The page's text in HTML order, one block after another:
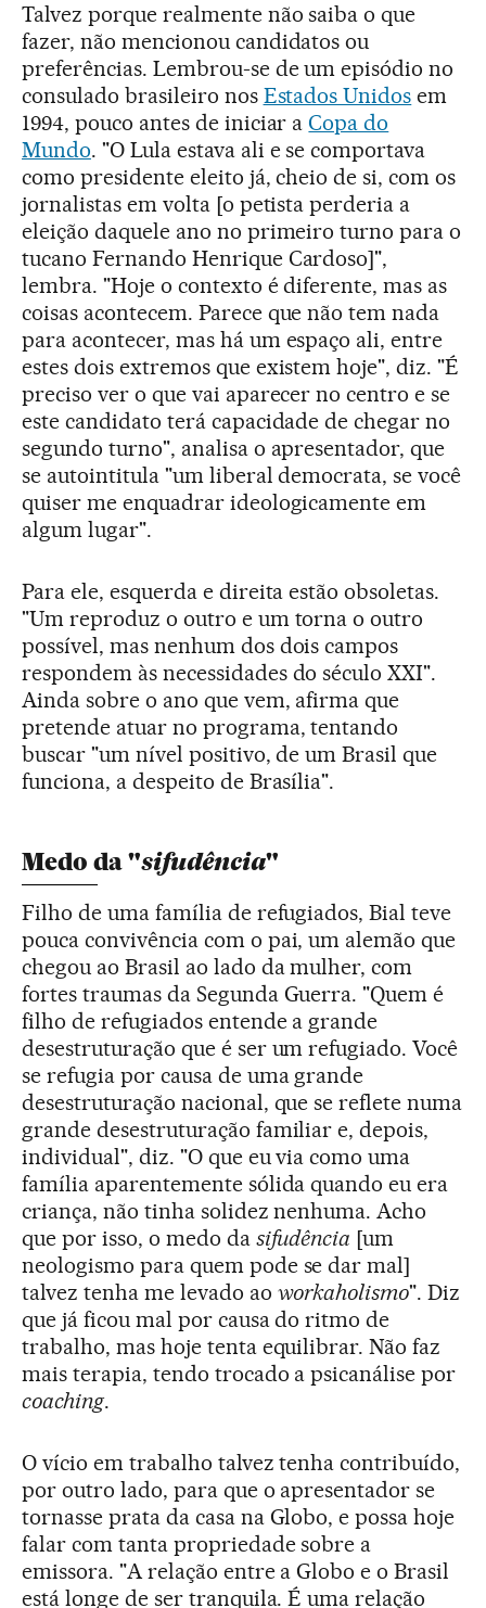
Talvez porque realmente não saiba o que
fazer, não mencionou candidatos ou
preferências. Lembrou-se de um episódio no
consulado brasileiro nos Estados Unidos em
1994, pouco antes de iniciar aCopa do
Mundo. "O Lula estava ali e se comportava
como presidente eleito já, cheio de si, com os
jornalistas em volta [o petista perderia a
eleição daquele ano no primeiro turno para o
tucano Fernando Henrique Cardoso]",
lembra. "Hoje o contexto é diferente, mas as
coisas acontecem. Parece que não tem nada
para acontecer, mas há um espaço ali, entre
estes dois extremos que existem hoje", diz. "É
preciso ver o que vai aparecer no centro e se
este candidato terá capacidade de chegar no
segundo turno", analisa o apresentador, que
se autointitula "um liberal democrata, se você
quiser me enquadrar ideologicamente em
algum lugar".
Para ele, esquerda e direita estão obsoletas.
"Um reproduz o outro e um torna o outro
possível, mas nenhum dos dois campos
respondem às necessidades do século XXI".
Ainda sobre o ano que vem, afirma que
pretende atuar no programa, tentando
buscar "um nível positivo, de um Brasil que
funciona, a despeito de Brasília".
Medo da "sifudência"
Filho de uma família de refugiados, Bial teve
pouca convivência com o pai, um alemão que
chegou ao Brasil ao lado da mulher, com
fortes traumas da Segunda Guerra. "Quem é
filho de refugiados entende a grande
desestruturação que é ser um refugiado. Você
se refugia por causa de uma grande
desestruturação nacional, que se reflete numa
grande desestruturação familiar e, depois,
individual", diz. "O que eu via como uma
família aparentemente sólida quando eu era
criança, não tinha solidez nenhuma. Acho
que por isso, o medo da sifudência [um
neologismo para quem pode se dar mal]
talvez tenha me levado ao workaholismo". Diz
que já ficou mal por causa do ritmo de
trabalho, mas hoje tenta equilibrar. Não faz
mais terapia, tendo trocado a psicanálise por
coaching.
O vício em trabalho talvez tenha contribuído,
por outro lado, para que o apresentador se
tornasse prata da casa na Globo, e possa hoje
falar com tanta propriedade sobre a
emissora. "A relação entre a Globo e o Brasil
está longe de ser tranquila. É uma relação